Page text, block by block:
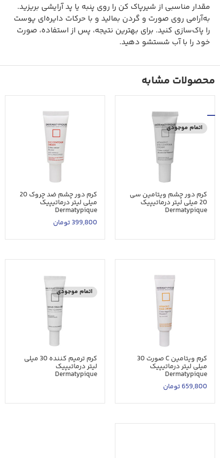
مقدار مناسبی از شیرپاک کن را روی پنبه یا پد آرایشی بریزید.
به‌آرامی روی صورت و گردن بمالید و با حرکات دایره‌ای پوست
را پاک‌سازی کنید. برای بهترین نتیجه، پس از استفاده، صورت
خود را با آب شستشو دهید.
محصولات مشابه
اتمام موجودی
کرم دور چشم ویتامین سی
20 میلی لیتر درماتیپیک
Dermatypique
کرم دور چشم ضد چروک 20
میلی لیتر درماتیپیک
Dermatypique
399,800تومان
کرم ویتامین C صورت 30
میلی لیتر درماتیپیک
Dermatypique
659,800تومان
اتمام موجودی
کرم ترمیم کننده 30 میلی
لیتر درماتیپیک
Dermatypique